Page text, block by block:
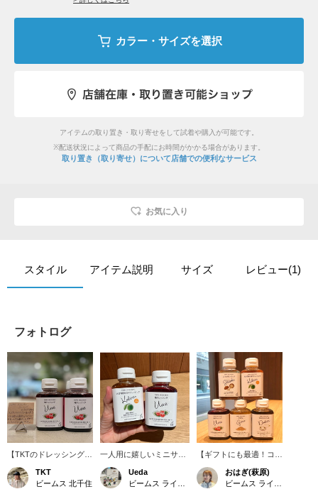
カラー・サイズを選択
アイテムの取り置き・取り寄せをして試着や購入が可能です。
※配送状況によって商品の手配にお時間がかかる場合があります。
取り置き（取り寄せ）について店舗での便利なサービス
お気に入り
スタイル アイテム説明 サイズ レビュー(1)
フォトログ
【TKTのドレッシング備
忘録】 大人気ドレッシ
ングが店頭でも再入荷！
梅のさっぱり感がたまり
TKT
ビームス 北千住
一人用に嬉しいミニサイ
ズ。持ち運びにも便利で
すね！個人的お気に入り
はこの２つ。想像以上に
Ueda
【ギフトにも最適！コン
パクトドレッシング】
今週の新規商品は大分の
〈トッパセレクション〉
おはぎ(萩原)